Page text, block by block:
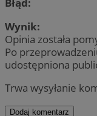
Błąd:
Wynik:
Opinia została
Po
udostępniona
Trwa wysyłanie
Dodaj komentarz